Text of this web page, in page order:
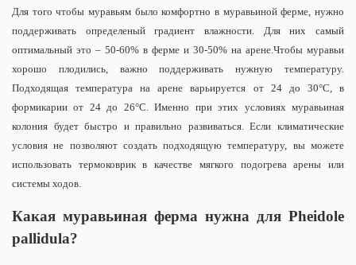
Для того чтобы муравьям было комфортно в муравьиной ферме, нужно
поддерживать определеный градиент влажности. Для них самый
оптимальный это – 50-60% в ферме и 30-50% на арене. Чтобы муравьи
хорошо плодились, важно поддерживать нужную температуру.
Подходящая температура на арене варьируется от 24 до 30°С, в
формикарии от 24 до 26°С. Именно при этих условиях муравьиная
колония будет быстро и правильно развиваться. Если климатические
условия не позволяют создать подходящую температуру, вы можете
использовать термоковрик в качестве мягкого подогрева арены или
системы ходов.
Какая муравьиная ферма нужна для Pheidole
pallidula?